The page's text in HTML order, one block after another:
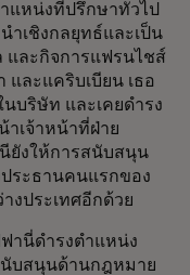
แหน่งที่ปรึกษาทั่วไป
ำเชิงกลยุทธ์และเป็น
และกิจการแฟรนไชส์
และแคริบเบียน เธอ
บริษัท และเคยดำรง
เจ้าหน้าที่ฝ่าย
ยังให้การสนับสนุน
ระธานคนแรกของ
งประเทศอีกด้วย
านี่ดำรงตำแหน่ง
นับสนุนด้านกฎหมาย